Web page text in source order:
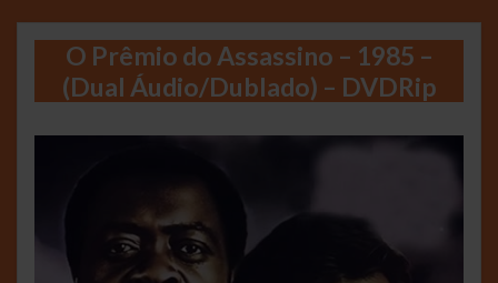
O Prêmio do Assassino – 1985 –
(Dual Áudio/Dublado) – DVDRip